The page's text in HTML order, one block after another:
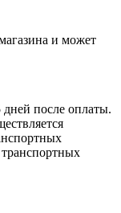
и может
дней после оплаты.